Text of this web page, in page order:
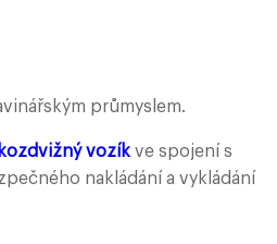
průmyslem.
vozík ve spojení s
nakládání a vykládání